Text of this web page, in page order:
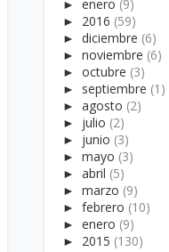
►enero (9)
► 2016 (59)
►diciembre (6)
►noviembre (6)
►octubre (3)
► septiembre (1)
►agosto (2)
► julio (2)
► junio (3)
►mayo (3)
►abril (5)
►marzo (9)
►febrero (10)
►enero (9)
► 2015 (130)